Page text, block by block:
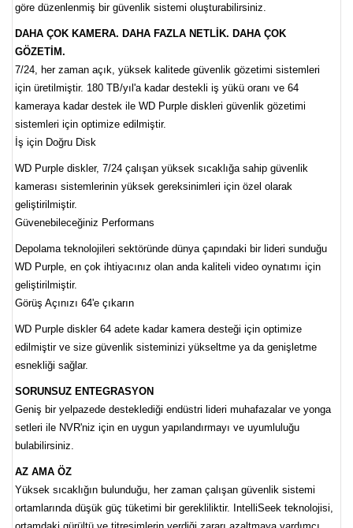
göre düzenlenmiş bir güvenlik sistemi oluşturabilirsiniz.
DAHA ÇOK KAMERA. DAHA FAZLA NETLİK. DAHA ÇOK
GÖZETİM.
7/24, her zaman açık, yüksek kalitede güvenlik gözetimi sistemleri
için üretilmiştir. 180 TB/yıl'a kadar destekli iş yükü oranı ve 64
kameraya kadar destek ile WD Purple diskleri güvenlik gözetimi
sistemleri için optimize edilmiştir.
İş için Doğru Disk
WD Purple diskler, 7/24 çalışan yüksek sıcaklığa sahip güvenlik
kamerası sistemlerinin yüksek gereksinimleri için özel olarak
geliştirilmiştir.
Güvenebileceğiniz Performans
Depolama teknolojileri sektöründe dünya çapındaki bir lideri sunduğu
WD Purple, en çok ihtiyacınız olan anda kaliteli video oynatımı için
geliştirilmiştir.
Görüş Açınızı 64'e çıkarın
WD Purple diskler 64 adete kadar kamera desteği için optimize
edilmiştir ve size güvenlik sisteminizi yükseltme ya da genişletme
esnekliği sağlar.
SORUNSUZ ENTEGRASYON
Geniş bir yelpazede desteklediği endüstri lideri muhafazalar ve yonga
setleri ile NVR'niz için en uygun yapılandırmayı ve uyumluluğu
bulabilirsiniz.
AZ AMA ÖZ
Yüksek sıcaklığın bulunduğu, her zaman çalışan güvenlik sistemi
ortamlarında düşük güç tüketimi bir gerekliliktir. IntelliSeek teknolojisi,